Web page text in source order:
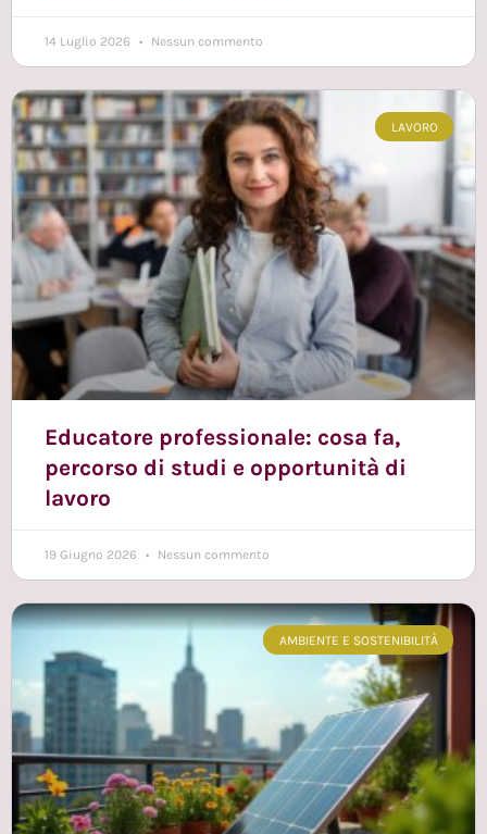
14 Luglio 2026 Nessun commento
LAVORO
Educatore professionale: cosa fa,
percorso di studi e opportunità di
lavoro
19 Giugno 2026 Nessun commento
AMBIENTE E SOSTENIBILITÀ